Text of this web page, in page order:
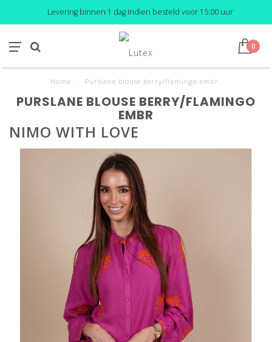
Levering binnen 1 dag indien besteld voor 15:00 uur
0
Home Purslane blouse berry/flamingo embr
PURSLANE BLOUSE BERRY/FLAMINGO
EMBR
NIMO WITH LOVE